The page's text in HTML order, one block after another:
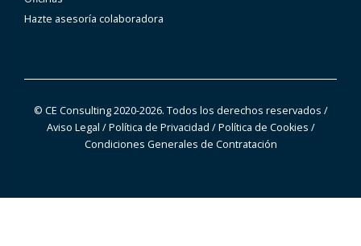
Hazte asesoría colaboradora
© CE Consulting 2020-2026. Todos los derechos reservados /
Aviso Legal /Política de Privacidad /Política de Cookies /
Condiciones Generales de Contratación